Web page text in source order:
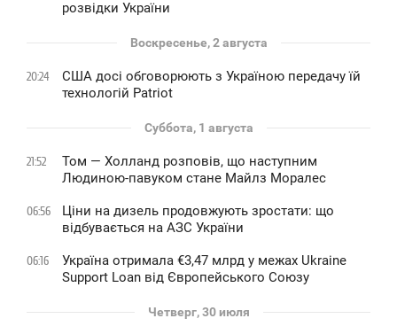
розвідки України
Воскресенье, 2 августа
20:24
США досі обговорюють з Україною передачу їй
технологій Patriot
Суббота, 1 августа
21:52
Том — Холланд розповів, що наступним
Людиною-павуком стане Майлз Моралес
06:56
Ціни на дизель продовжують зростати: що
відбувається на АЗС України
06:16
Україна отримала €3,47 млрд у межах Ukraine
Support Loan від Європейського Союзу
Четверг, 30 июля